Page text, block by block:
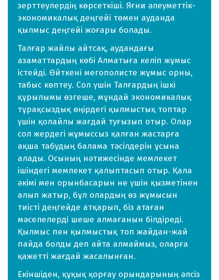
зерттеулердің көрсеткіші. Яғни әлеуметтік-
экономикалық деңгейі төмен ауданда
қылмыс деңгейі жоғары болады.
Талғар жайлы айтсақ, аудандағы
азаматтардың көбі Алматыға келіп жұмыс
істейді. Өйткені мегополисте жұмыс орны,
табыс көптеу. Сол үшін Талғардың ішкі
құрылымы өзгеше, мұндай экономикалық
тұрақсыздық өңірдегі қылмыстық топтар
үшін қолайлы жағдай туғызып отыр. Олар
сол жердегі жұмыссыз қалған жастарға
ақша табудың балама тәсілдерін ұсына
алады. Осының нәтижесінде мемлекет
ішіндегі мемлекет қалыптасып отыр. Қала
әкімі мен орынбасарын не үшін қызметінен
алып жатыр, бұл олардың өз жұмысын
тиісті деңгейде атқарып, біз атаған
мәселелерді шеше алмағанын білдіреді.
Қылмыс пен қылмыстық топ жайдан-жай
пайда болды деп айта алмаймыз, оларға
қажетті жағдай жасалынған.
Екіншіден, құқық қорғау орындарының әлсіз